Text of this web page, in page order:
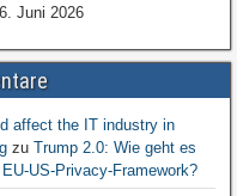
Juni 2026
affect the IT industry in
zu Trump 2.0: Wie geht es
US-Privacy-Framework?